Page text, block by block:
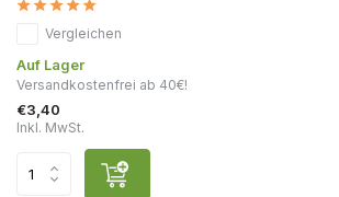
Vergleichen
Auf Lager
Versandkostenfrei ab 40€!
€3,40
Inkl. MwSt.